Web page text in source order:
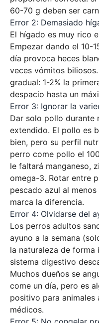
60-70 g deben ser
Error 2: Demasiado
El hígado es muy rico
Empezar dando el 10-
día provoca heces
veces vómitos
gradual: 1-2% la
despacio hasta un
Error 3: Ignorar la
Dar solo pollo durante
extendido. El pollo es
bien, pero su perfil
perro come pollo el
le faltará manganeso,
omega-3. Rotar entre
pescado azul al
marca la diferencia.
Error 4: Olvidarse del
Los perros adultos
ayuno a la semana
la naturaleza de forma
sistema digestivo
Muchos dueños se
come un día, pero es
positivo para animales
médicos.